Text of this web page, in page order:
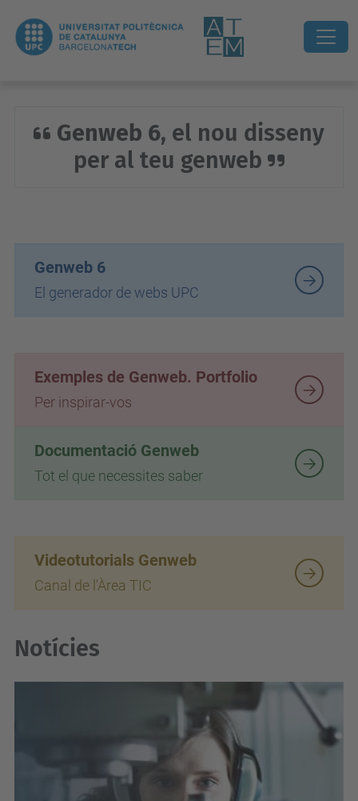
Genweb 6, el nou disseny
per al teu genweb
Genweb 6
El generador de webs UPC
Exemples de Genweb. Portfolio
Per inspirar-vos
Documentació Genweb
Tot el que necessites saber
Videotutorials Genweb
Canal de l'Àrea TIC
Notícies